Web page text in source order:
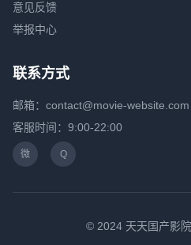
意见反馈
举报中心
联系方式
邮箱：contact@movie-website.com
客服时间：9:00-22:00
微 Q
© 2024 天天国产影院